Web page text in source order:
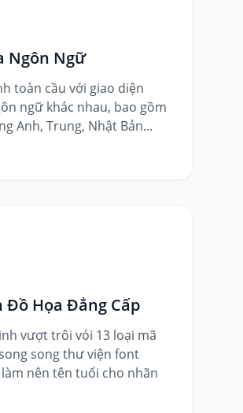
Ngôn Ngữ
toàn cầu với giao diện
ngữ khác nhau, bao gồm
Anh, Trung, Nhật Bản...
Đồ Họa Đẳng Cấp
vượt trôi vói 13 loại mã
song thư viện font
nên tên tuổi cho nhãn